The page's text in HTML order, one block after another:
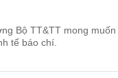
Bộ TT&TT mong muốn
tế báo chí.